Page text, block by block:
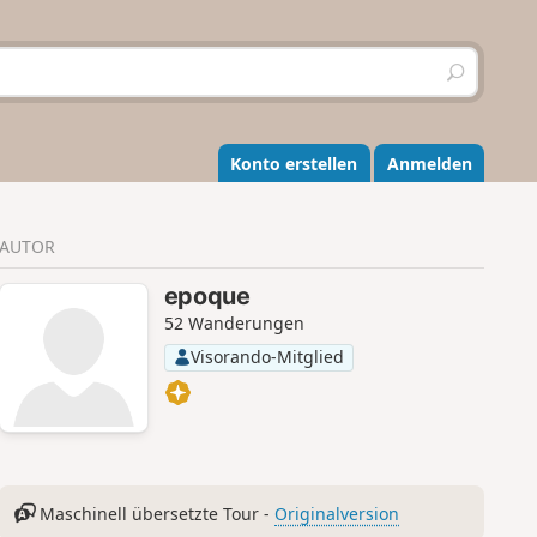
S
u
h
e
n
Konto erstellen Anmelden
AUTOR
epoque
52 Wanderungen
Visorando-Mitglied
Maschinell übersetzte Tour - Originalversion